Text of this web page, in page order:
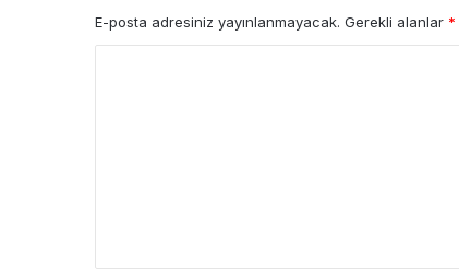
E-posta adresiniz yayınlanmayacak. Gerekli alanlar *